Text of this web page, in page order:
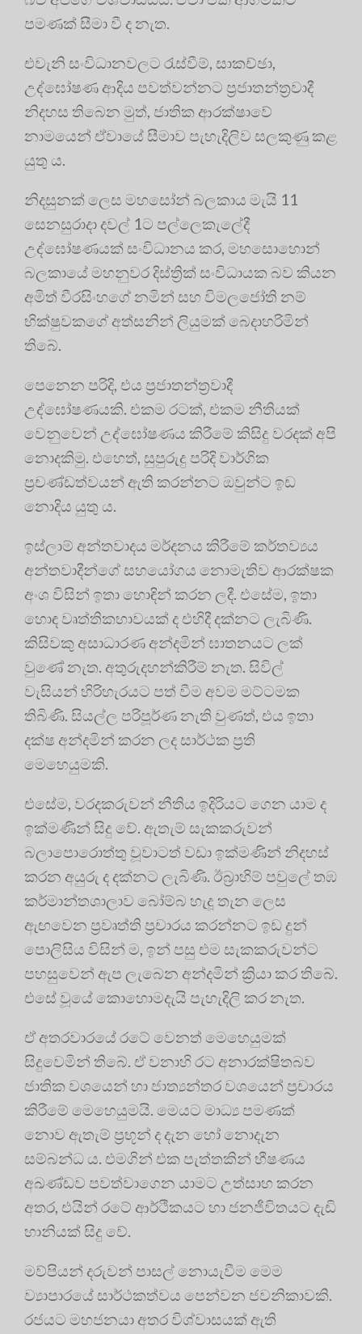
පමණක් සීමා වී ද නැත.
එවැනි සංවිධානවලට රැස්වීම්, සාකච්ඡා,
උද්ඝෝෂණ ආදිය පවත්වන්නට ප්‍රජාතන්ත්‍රවාදී
නිදහස තිබෙන මුත්, ජාතික ආරක්ෂාවේ
නාමයෙන් ඒවායේ සීමාව පැහැදිලිව සලකුණු කළ
යුතු ය.
නිදසුනක් ලෙස මහසෝන් බලකාය මැයි 11
සෙනසුරාදා දවල් 1ට පල්ලෙකැලේදී
උද්ඝෝෂණයක් සංවිධානය කර, මහසොහොන්
බලකායේ මහනුවර දිස්ත්‍රික් සංවිධායක බව කියන
අමිත් වීරසිංහගේ නමින් සහ විමලජෝති නම්
භික්ෂුවකගේ අත්සනින් ලියුමක් බෙදාහරිමින්
තිබේ.
පෙනෙන පරිදි, එය ප්‍රජාතන්ත්‍රවාදී
උද්ඝෝෂණයකි. එකම රටක්, එකම නීතියක්
වෙනුවෙන් උද්ඝෝෂණය කිරීමේ කිසිදු වරදක් අපි
නොදකිමු. එහෙත්, සුපුරුදු පරිදි වාර්ගික
ප්‍රචණ්ඩත්වයන් ඇති කරන්නට ඔවුන්ට ඉඩ
නොදිය යුතු ය.
ඉස්ලාම් අන්තවාදය මර්දනය කිරීමේ කර්තව්‍යය
අන්තවාදීන්ගේ සහයෝගය නොමැතිව ආරක්ෂක
අංශ විසින් ඉතා හොඳින් කරන ලදී. එසේම, ඉතා
හොඳ වෘත්තිකභාවයක් ද එහිදී දක්නට ලැබිණි.
කිසිවකු අසාධාරණ අන්දමින් ඝාතනයට ලක්
වුණේ නැත. අතුරුදහන්කිරීම් නැත. සිවිල්
වැසියන් හිරිහැරයට පත් වීම අවම මට්ටමක
තිබිණි. සියල්ල පරිපූර්ණ නැති වුණත්, එය ඉතා
දක්ෂ අන්දමින් කරන ලද සාර්ථක ප්‍රති
මෙහෙයුමකි.
එසේම, වරදකරුවන් නීතිය ඉදිරියට ගෙන යාම ද
ඉක්මණින් සිදු වේ. ඇතැම් සැකකරුවන්
බලාපොරොත්තු වූවාටත් වඩා ඉක්මණින් නිදහස්
කරන අයුරු ද දක්නට ලැබිණි. ඊබ්‍රාහිම් පවුලේ තඹ
කර්මාන්තශාලාව බෝම්බ හැදූ තැන ලෙස
ඇඟවෙන ප්‍රවෘත්ති ප්‍රචාරය කරන්නට ඉඩ දුන්
පොලිසිය විසින් ම, ඉන් පසු එම සැකකරුවන්ට
පහසුවෙන් ඇප ලැබෙන අන්දමින් ක්‍රියා කර තිබේ.
එසේ වූයේ කොහොමදැයි පැහැදිලි කර නැත.
ඒ අතරවාරයේ රටේ වෙනත් මෙහෙයුමක්
සිදුවෙමින් තිබේ. ඒ වනාහි රට අනාරක්ෂිතබව
ජාතික වශයෙන් හා ජාත්‍යන්තර වශයෙන් ප්‍රචාරය
කිරීමේ මෙහෙයුමයි. මෙයට මාධ්‍ය පමණක්
නොව ඇතැම් ප්‍රභූන් ද දැන හෝ නොදැන
සම්බන්ධ ය. එමගින් එක පැත්තකින් භීෂණය
අඛණ්ඩව පවත්වාගෙන යාමට උත්සාහ කරන
අතර, එයින් රටේ ආර්ථිකයට හා ජනජීවිතයට දැඩි
හානියක් සිදු වේ.
මව්පියන් දරුවන් පාසල් නොයැවීම මෙම
ව්‍යාපාරයේ සාර්ථකත්වය පෙන්වන ජවනිකාවකි.
රජයට මහජනයා අතර විශ්වාසයක් ඇති